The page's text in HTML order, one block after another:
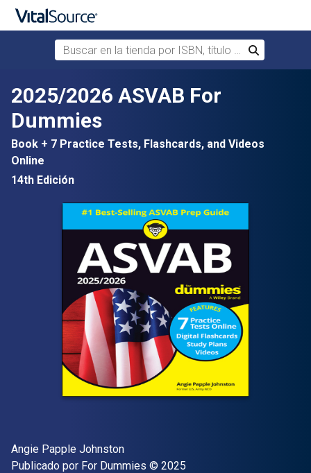
Buscar en la tienda por ISBN, título o autor
Buscar
2025/2026 ASVAB For
Dummies
Book + 7 Practice Tests, Flashcards, and Videos
Online
14th Edición
Autor(es)
Angie Papple Johnston
Editor
Publicado por For Dummies Copyright
© 2025